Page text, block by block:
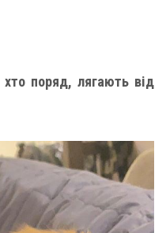
поряд, лягають від